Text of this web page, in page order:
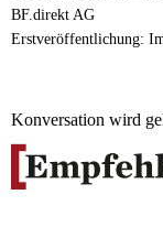
BF.direkt AG
Erstveröffentlichung:
Konversation wird